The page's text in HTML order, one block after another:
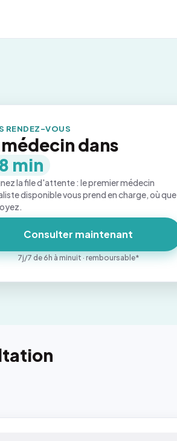
RENDEZ-VOUS
médecin dans
8 min
la file d'attente : le premier médecin
disponible vous prend en charge, où que
Consulter maintenant
7j/7 de 6h à minuit · remboursable*